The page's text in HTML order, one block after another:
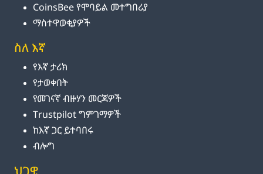
CoinsBee የሞባይል መተግበሪያ
ማስተዋወቂያዎች
ስለ እኛ
የእኛ ታሪክ
የታወቀበት
የመገናኛ ብዙሃን መርጃዎች
Trustpilot ግምገማዎች
ከእኛ ጋር ይተባበሩ
ብሎግ